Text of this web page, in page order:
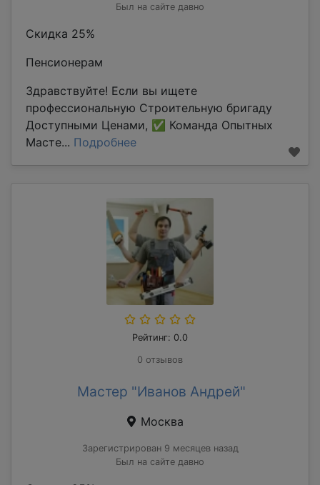
Был на сайте давно
Скидка 25%
Пенсионерам
Здравствуйте! Если вы ищете
профессиональную Строительную бригаду
Доступными Ценами, ✅ Команда Опытных
Масте... Подробнее
Рейтинг: 0.0
0 отзывов
Мастер "Иванов Андрей"
Москва
Зарегистрирован 9 месяцев назад
Был на сайте давно